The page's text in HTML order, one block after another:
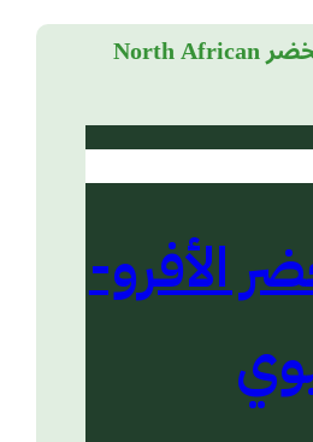
North African
الأفرو-